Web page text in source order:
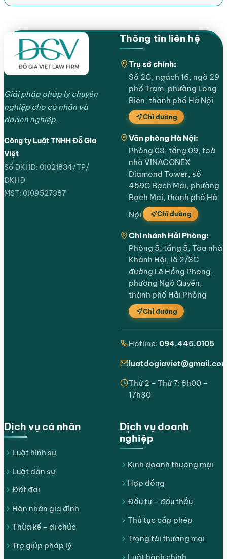
Giải pháp pháp lý chuyên
nghiệp cho cá nhân và
doanh nghiệp.
Công ty Luật TNHH Đỗ Gia
Việt
Số ĐKHĐ: 01021834/TP/
ĐKHĐ
MST: 0109527387
Dịch vụ cá nhân
Luật hình sự
Luật dân sự
Đất đai
Hôn nhân gia đình
Thừa kế – di chúc
Trợ giúp pháp lý
Dịch vụ doanh
nghiệp
Kinh doanh thương mại
Hợp đồng
Đầu tư – đấu thầu
Thủ tục cấp phép
Trọng tài thương mại
Thông tin liên hệ
Trụ sở chính:
Số 2C, ngách 16, ngõ 29
phố Trạm, phường Long
Biên, thành phố Hà Nội
Chỉ đường
Văn phòng Hà Nội:
Phòng 08, tầng 09, toà
nhà VINACONEX
Diamond Tower, số
459C Bạch Mai, phường
Bạch Mai, thành phố Hà
Nội
Chỉ đường
Chi nhánh Hải Phòng:
Phòng 5, tầng 5, Tòa nhà
Khánh Hội, lô 2/3C
đường Lê Hồng Phong,
phường Ngô Quyền,
thành phố Hải Phòng
Chỉ đường
Hotline: 094.445.0105
Thứ 2 – Thứ 7: 8h00 –
17h30